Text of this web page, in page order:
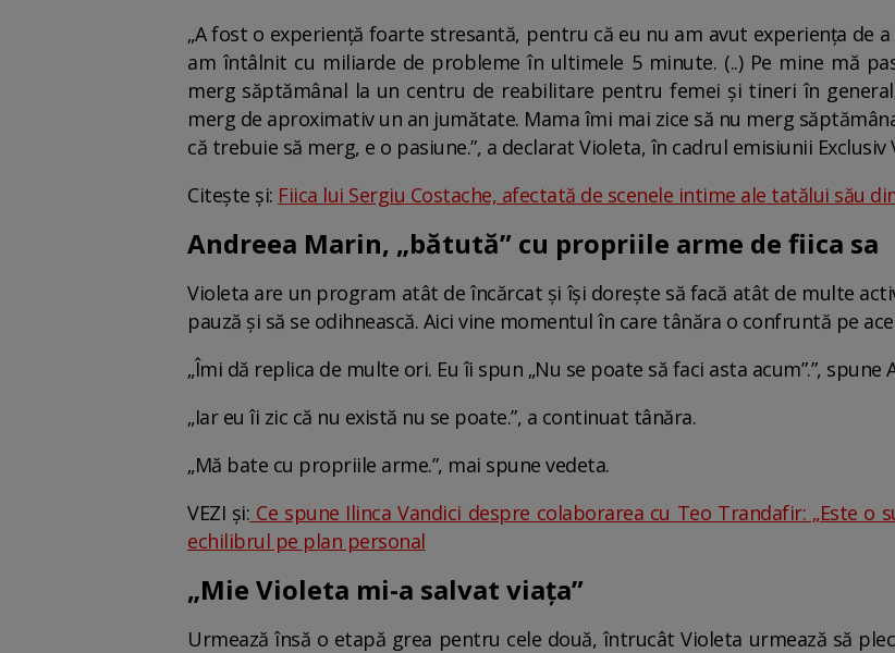
„A fost o experiență foarte stresantă, pentru că eu nu am avut experiența de
am întâlnit cu miliarde de probleme în ultimele 5 minute. (..) Pe mine mă
merg săptămânal la un centru de reabilitare pentru femei și tineri în
merg de aproximativ un an jumătate. Mama îmi mai zice să nu merg
că trebuie să merg, e o pasiune.”, a declarat Violeta, în cadrul emisiunii Exclusiv
Citește și: Fiica lui Sergiu Costache, afectată de scenele intime ale tatălui său
Andreea Marin, „bătută” cu propriile arme de fiica sa
Violeta are un program atât de încărcat și își dorește să facă atât de multe
pauză și să se odihnească. Aici vine momentul în care tânăra o confruntă pe
„Îmi dă replica de multe ori. Eu îi spun „Nu se poate să faci asta acum”.”, spune
„Iar eu îi zic că nu există nu se poate.”, a continuat tânăra.
„Mă bate cu propriile arme.”, mai spune vedeta.
VEZI și: Ce spune Ilinca Vandici despre colaborarea cu Teo Trandafir: „Este o
echilibrul pe plan personal
„Mie Violeta mi-a salvat viața”
Urmează însă o etapă grea pentru cele două, întrucât Violeta urmează să